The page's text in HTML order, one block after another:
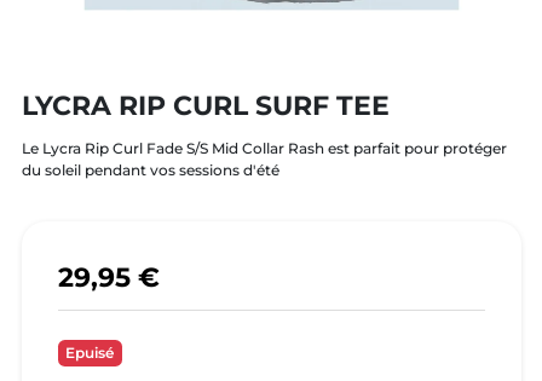
LYCRA RIP CURL SURF TEE
Le Lycra Rip Curl Fade S/S Mid Collar Rash est parfait pour protéger
du soleil pendant vos sessions d'été
29,95 €
Epuisé